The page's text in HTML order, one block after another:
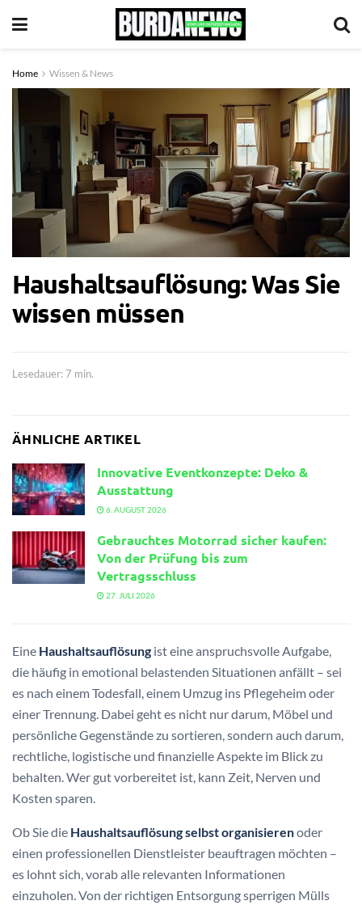
Home Wissen & News
Haushaltsauflösung: Was Sie
wissen müssen
Lesedauer: 7 min.
ÄHNLICHE ARTIKEL
Innovative Eventkonzepte: Deko &
Ausstattung
6. AUGUST 2026
Gebrauchtes Motorrad sicher kaufen:
Von der Prüfung bis zum
Vertragsschluss
27. JULI 2026
Eine Haushaltsauflösung ist eine anspruchsvolle Aufgabe,
die häufig in emotional belastenden Situationen anfällt – sei
es nach einem Todesfall, einem Umzug ins Pflegeheim oder
einer Trennung. Dabei geht es nicht nur darum, Möbel und
persönliche Gegenstände zu sortieren, sondern auch darum,
rechtliche, logistische und finanzielle Aspekte im Blick zu
behalten. Wer gut vorbereitet ist, kann Zeit, Nerven und
Kosten sparen.
Ob Sie die Haushaltsauflösung selbst organisierenoder
einen professionellen Dienstleister beauftragen möchten –
es lohnt sich, vorab alle relevanten Informationen
einzuholen. Von der richtigen Entsorgung sperrigen Mülls